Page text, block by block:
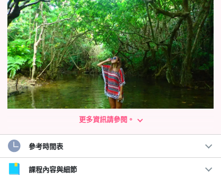
更多資訊請參閱。
參考時間表
課程內容與細節